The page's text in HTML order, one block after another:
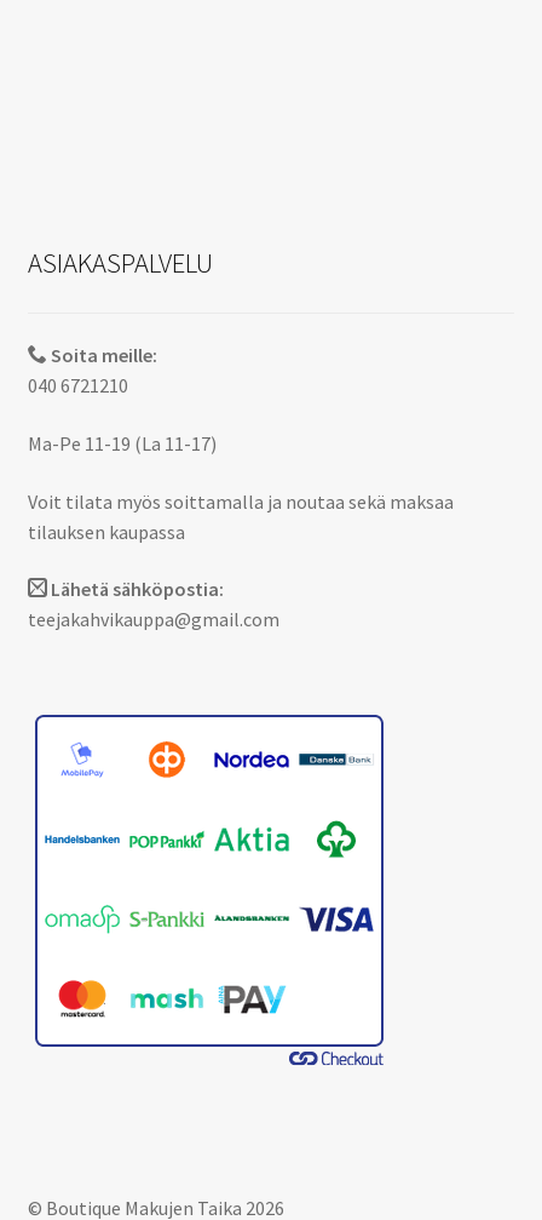
ASIAKASPALVELU
Soita meille:
040 6721210
Ma-Pe 11-19 (La 11-17)
Voit tilata myös soittamalla ja noutaa sekä maksaa
tilauksen kaupassa
Lähetä sähköpostia:
teejakahvikauppa@gmail.com
© Boutique Makujen Taika 2026